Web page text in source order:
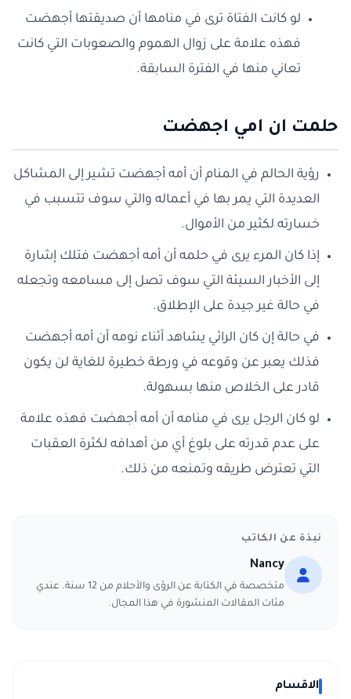
لو كانت الفتاة ترى في منامها أن صديقتها أجهضت
فهذه علامة على زوال الهموم والصعوبات التي كانت
تعاني منها في الفترة السابقة.
حلمت ان امي اجهضت
رؤية الحالم في المنام أن أمه أجهضت تشير إلى المشاكل
العديدة التي يمر بها في أعماله والتي سوف تتسبب في
خسارته لكثير من الأموال.
إذا كان المرء يرى في حلمه أن أمه أجهضت فتلك إشارة
إلى الأخبار السيئة التي سوف تصل إلى مسامعه وتجعله
في حالة غير جيدة على الإطلاق.
في حالة إن كان الرائي يشاهد أثناء نومه أن أمه أجهضت
فذلك يعبر عن وقوعه في ورطة خطيرة للغاية لن يكون
قادر على الخلاص منها بسهولة.
لو كان الرجل يرى في منامه أن أمه أجهضت فهذه علامة
على عدم قدرته على بلوغ أي من أهدافه لكثرة العقبات
التي تعترض طريقه وتمنعه من ذلك.
نبذة عن الكاتب
Nancy
متخصصة في الكتابة عن الرؤى والأحلام من 12 سنة. عندي
مئات المقالات المنشورة في هذا المجال.
الاقسام